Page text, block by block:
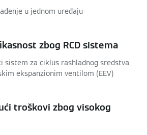
u jednom uređaju
zbog RCD sistema
sistem za ciklus rashladnog sredstva
ekspanzionim ventilom (EEV)
troškovi zbog visokog